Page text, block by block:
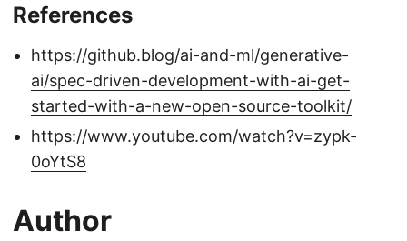
References
https://github.blog/ai-and-ml/generative-
ai/spec-driven-development-with-ai-get-
started-with-a-new-open-source-toolkit/
https://www.youtube.com/watch?v=zypk-
0oYtS8
Author